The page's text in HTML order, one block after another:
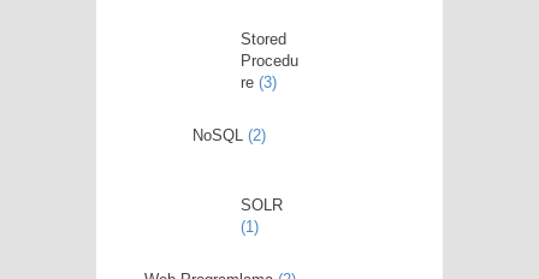
Stored
Procedu
re (3)
NoSQL (2)
SOLR
(1)